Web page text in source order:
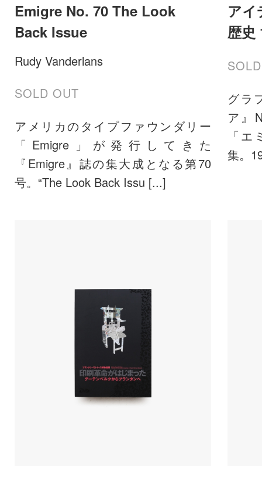
Emigre No. 70 The Look
Back Issue
Rudy Vanderlans
SOLD OUT
アメリカのタイプファウンダリー
「Emigre」が発行してきた
『Emigre』誌の集大成となる第70
号。“The Look Back Issu [...]
アイ
歴史
グラ
ア』
「
集。